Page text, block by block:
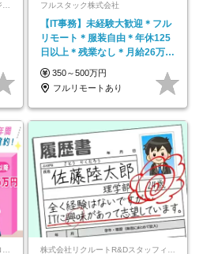
日本マイクロソフト株式会社【ポジションマッチ登録】 フルスタック株式会社
【IT事務】未経験大歓迎＊フル
リモート＊服装自由＊年休125
日以上＊残業なし＊月給26万円
以上
350～500万円
フルリモートあり